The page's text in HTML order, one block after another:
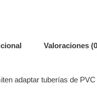
Valoraciones
adaptar tuberías de